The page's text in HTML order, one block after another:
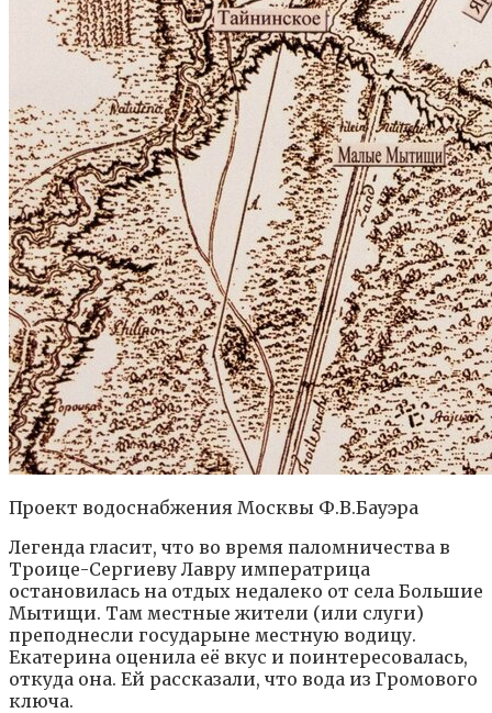
Проект водоснабжения Москвы Ф.В.Бауэра
Легенда гласит, что во время паломничества в
Троице-Сергиеву Лавру императрица
остановилась на отдых недалеко от села Большие
Мытищи. Там местные жители (или слуги)
преподнесли государыне местную водицу.
Екатерина оценила её вкус и поинтересовалась,
откуда она. Ей рассказали, что вода из Громового
ключа.